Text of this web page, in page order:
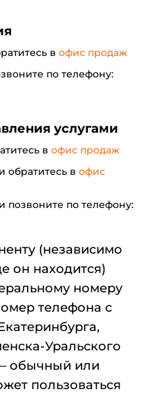
в офис продаж
по телефону:
услугами
в офис продаж
обратитесь в офис
позвоните по телефону:
(независимо
он находится)
номеру
телефона с
Уральского
обычный или
пользоваться